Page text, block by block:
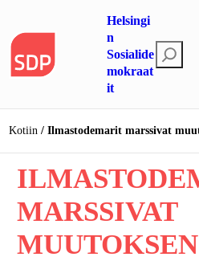
sisältöön
Helsingi
n
Sosialide
mokraat
it
t
i
Kotiin Ilmastodemarit marssivat
MARSSIVAT
MUUTOKSEN